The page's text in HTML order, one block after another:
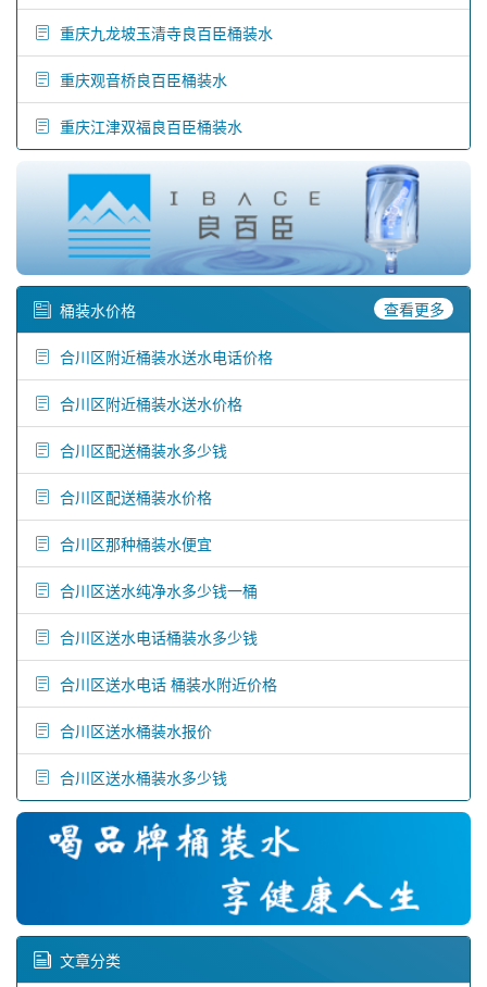
重庆九龙坡玉清寺良百臣桶装水
重庆观音桥良百臣桶装水
重庆江津双福良百臣桶装水
桶装水价格 查看更多
合川区附近桶装水送水电话价格
合川区附近桶装水送水价格
合川区配送桶装水多少钱
合川区配送桶装水价格
合川区那种桶装水便宜
合川区送水纯净水多少钱一桶
合川区送水电话桶装水多少钱
合川区送水电话 桶装水附近价格
合川区送水桶装水报价
合川区送水桶装水多少钱
文章分类